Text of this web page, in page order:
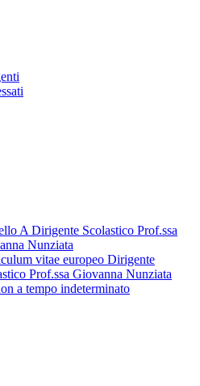
A Dirigente Scolastico Prof.ssa
Nunziata
vitae europeo Dirigente
Prof.ssa Giovanna Nunziata
a tempo indeterminato